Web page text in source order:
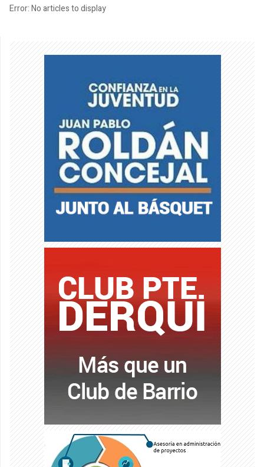
Error: No articles to display